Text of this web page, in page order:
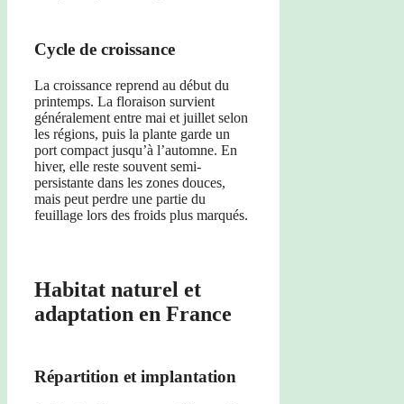
Cycle de croissance
La croissance reprend au début du
printemps. La floraison survient
généralement entre mai et juillet selon
les régions, puis la plante garde un
port compact jusqu’à l’automne. En
hiver, elle reste souvent semi-
persistante dans les zones douces,
mais peut perdre une partie du
feuillage lors des froids plus marqués.
Habitat naturel et
adaptation en France
Répartition et implantation